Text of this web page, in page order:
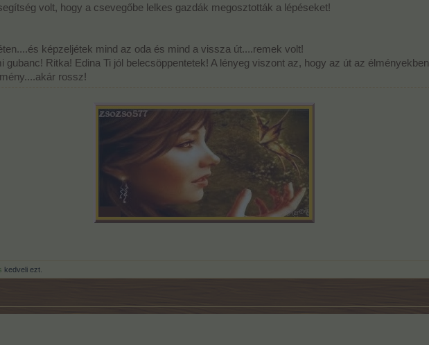
volt, hogy a csevegőbe lelkes gazdák megosztották a lépéseket!
képzeljétek mind az oda és mind a vissza út....remek volt!
Ritka! Edina Ti jól belecsöppentetek! A lényeg viszont az, hogy az út az élményekben
rossz!
kedveli ezt.